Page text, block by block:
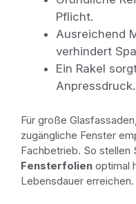
Pflicht.
Ausreichend
verhindert
Ein Rakel
Anpressdruck.
Für große
zugängliche Fenster
Fachbetrieb. So stellen
Fensterfolien optimal
Lebensdauer erreichen.